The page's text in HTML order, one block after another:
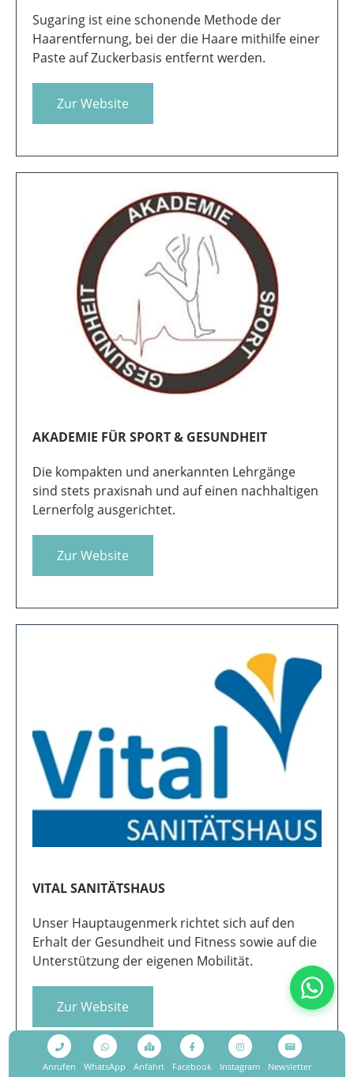
Sugaring ist eine schonende Methode der
Haarentfernung, bei der die Haare mithilfe einer
Paste auf Zuckerbasis entfernt werden.
Zur Website
Die kompakten und anerkannten Lehrgänge
sind stets praxisnah und auf einen nachhaltigen
Zur Website
Anrufen WhatsApp Anfahrt Facebook Instagram Newsletter